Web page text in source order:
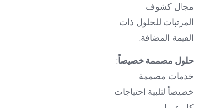
مجال كشوف
المرتبات للحلول ذات
القيمة المضافة.
حلول مصممة خصيصاً:
خدمات مصممة
خصيصاً لتلبية احتياجات